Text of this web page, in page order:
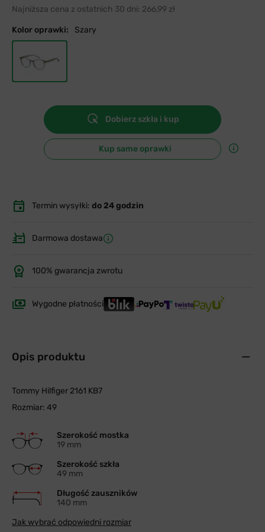
Najniższa cena z ostatnich 30 dni: 266,99 zł
Kolor oprawki: Szary
Dobierz szkła i kup
Kup same oprawki
Termin wysyłki: do 24 godzin
Darmowa dostawa
100% gwarancja zwrotu
Wygodne płatności
Opis produktu
Tommy Hilfiger 2161 KB7
Rozmiar: 49
Szerokość mostka
19 mm
Szerokość szkła
49 mm
Długość zauszników
140 mm
Jak wybrać odpowiedni rozmiar